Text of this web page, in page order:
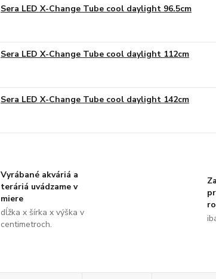
Sera LED X-Change Tube cool daylight 96.5cm
Sera LED X-Change Tube cool daylight 112cm
Sera LED X-Change Tube cool daylight 142cm
Vyrábané akváriá a
teráriá uvádzame v
miere
dĺžka x šírka x výška v
centimetroch.